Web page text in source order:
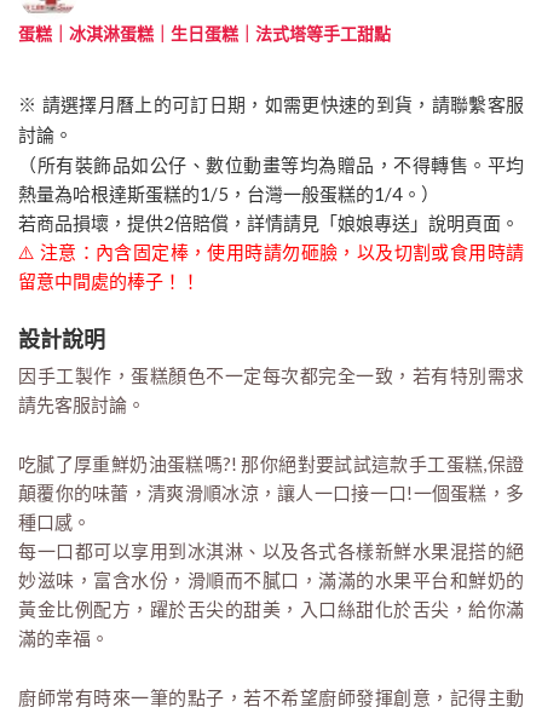
蛋糕｜冰淇淋蛋糕｜生日蛋糕｜法式塔等手工甜點
※ 請選擇月曆上的可訂日期，如需更快速的到貨，請聯繫客服
討論。
（所有裝飾品如公仔、數位動畫等均為贈品，不得轉售。平均
熱量為哈根達斯蛋糕的1/5，台灣一般蛋糕的1/4。）
若商品損壞，提供2倍賠償，詳情請見「娘娘專送」說明頁面。
⚠️ 注意：內含固定棒，使用時請勿砸臉，以及切割或食用時請
留意中間處的棒子！！
設計說明
因手工製作，蛋糕顏色不一定每次都完全一致，若有特別需求
請先客服討論。
吃膩了厚重鮮奶油蛋糕嗎?! 那你絕對要試試這款手工蛋糕,保證
顛覆你的味蕾，清爽滑順冰涼，讓人一口接一口!一個蛋糕，多
種口感。
每一口都可以享用到冰淇淋、以及各式各樣新鮮水果混搭的絕
妙滋味，富含水份，滑順而不膩口，滿滿的水果平台和鮮奶的
黃金比例配方，躍於舌尖的甜美，入口絲甜化於舌尖，給你滿
滿的幸福。
廚師常有時來一筆的點子，若不希望廚師發揮創意，記得主動